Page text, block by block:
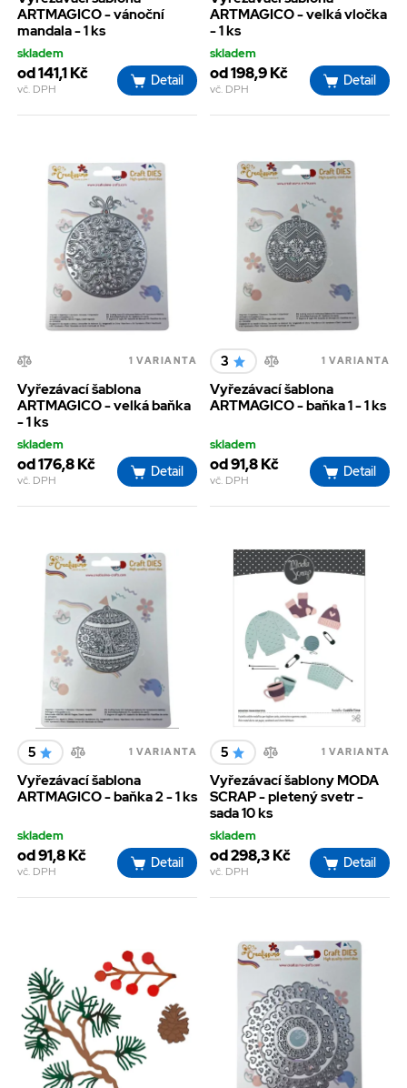
ARTMAGICO - vánoční
mandala - 1 ks
skladem
od 141,1 Kč
vč. DPH
Detail
ARTMAGICO - velká vločka
- 1 ks
skladem
od 198,9 Kč
vč. DPH
Detail
1 VARIANTA
Vyřezávací šablona
ARTMAGICO - velká baňka
- 1 ks
skladem
od 176,8 Kč
vč. DPH
Detail
3 1 VARIANTA
Vyřezávací šablona
ARTMAGICO - baňka 1 - 1 ks
skladem
od 91,8 Kč
vč. DPH
Detail
5 1 VARIANTA
Vyřezávací šablona
ARTMAGICO - baňka 2 - 1 ks
skladem
od 91,8 Kč
vč. DPH
Detail
5 1 VARIANTA
Vyřezávací šablony MODA
SCRAP - pletený svetr -
sada 10 ks
skladem
od 298,3 Kč
vč. DPH
Detail